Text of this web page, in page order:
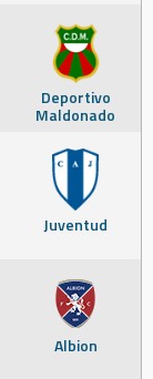
Deportivo
Maldonado
Juventud
Albion